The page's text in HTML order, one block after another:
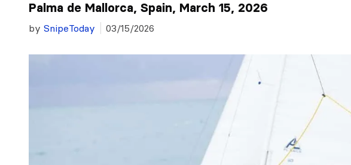
Palma de Mallorca, Spain, March 15, 2026
by SnipeToday 03/15/2026